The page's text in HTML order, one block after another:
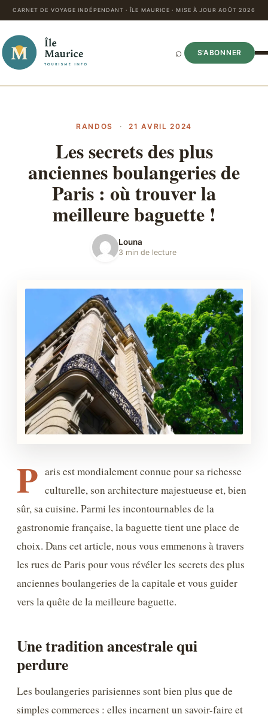
CARNET DE VOYAGE INDÉPENDANT · ÎLE MAURICE · MISE À JOUR AOÛT 2026
⌕ S’ABONNER
RANDOS · 21 AVRIL 2024
Les secrets des plus
anciennes boulangeries de
Paris : où trouver la
meilleure baguette !
Louna
3 min de lecture
P aris est mondialement connue pour sa richesse
culturelle, son architecture majestueuse et, bien
sûr, sa cuisine. Parmi les incontournables de la
gastronomie française, la baguette tient une place de
choix. Dans cet article, nous vous emmenons à travers
les rues de Paris pour vous révéler les secrets des plus
anciennes boulangeries de la capitale et vous guider
vers la quête de la meilleure baguette.
Une tradition ancestrale qui
perdure
Les boulangeries parisiennes sont bien plus que de
simples commerces : elles incarnent un savoir-faire et